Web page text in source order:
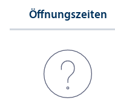
Öffnungs­zeiten